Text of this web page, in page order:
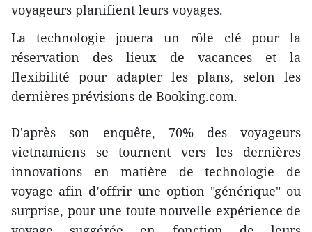
voyageurs planifient leurs voyages.
La technologie jouera un rôle clé pour la
réservation des lieux de vacances et la
flexibilité pour adapter les plans, selon les
dernières prévisions de Booking.com.
D'après son enquête, 70% des voyageurs
vietnamiens se tournent vers les dernières
innovations en matière de technologie de
voyage afin d’offrir une option "générique" ou
surprise, pour une toute nouvelle expérience de